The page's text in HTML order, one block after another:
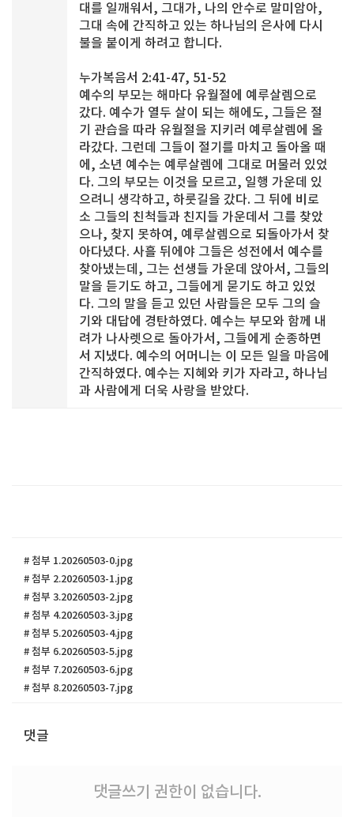
대를 일깨워서, 그대가, 나의 안수로 말미암아,
그대 속에 간직하고 있는 하나님의 은사에 다시
불을 붙이게 하려고 합니다.
누가복음서 2:41-47, 51-52
예수의 부모는 해마다 유월절에 예루살렘으로
갔다. 예수가 열두 살이 되는 해에도, 그들은 절
기 관습을 따라 유월절을 지키러 예루살렘에 올
라갔다. 그런데 그들이 절기를 마치고 돌아올 때
에, 소년 예수는 예루살렘에 그대로 머물러 있었
다. 그의 부모는 이것을 모르고, 일행 가운데 있
으려니 생각하고, 하룻길을 갔다. 그 뒤에 비로
소 그들의 친척들과 친지들 가운데서 그를 찾았
으나, 찾지 못하여, 예루살렘으로 되돌아가서 찾
아다녔다. 사흘 뒤에야 그들은 성전에서 예수를
찾아냈는데, 그는 선생들 가운데 앉아서, 그들의
말을 듣기도 하고, 그들에게 묻기도 하고 있었
다. 그의 말을 듣고 있던 사람들은 모두 그의 슬
기와 대답에 경탄하였다. 예수는 부모와 함께 내
려가 나사렛으로 돌아가서, 그들에게 순종하면
서 지냈다. 예수의 어머니는 이 모든 일을 마음에
간직하였다. 예수는 지혜와 키가 자라고, 하나님
과 사람에게 더욱 사랑을 받았다.
# 첨부 1.20260503-0.jpg
# 첨부 2.20260503-1.jpg
# 첨부 3.20260503-2.jpg
# 첨부 4.20260503-3.jpg
# 첨부 5.20260503-4.jpg
# 첨부 6.20260503-5.jpg
# 첨부 7.20260503-6.jpg
# 첨부 8.20260503-7.jpg
댓글
댓글쓰기 권한이 없습니다.